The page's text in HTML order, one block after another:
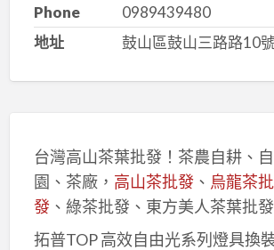
Phone
0989439480
地址
鼓山區鼓山三路路10
台灣高山茶葉批發！茶農自耕、
園、茶廠， 高山茶批發、 烏龍茶
發、綠茶批發、東方美人茶葉批
拓普TOP 高效自由光系列燈具換